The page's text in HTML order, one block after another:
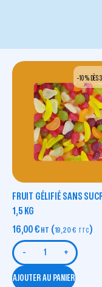
-10 % DÈS
FRUIT GÉLIFIÉ SANS
1,5 KG
16,00€ HT (19,20€ TTC)
- +
AJOUTER AU PANIER